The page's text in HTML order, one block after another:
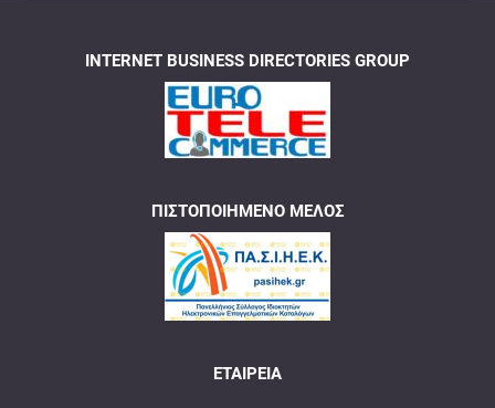
INTERNET BUSINESS DIRECTORIES GROUP
ΠΙΣΤΟΠΟΙΗΜΈΝΟ ΜΈΛΟΣ
ΕΤΑΙΡΕΊΑ